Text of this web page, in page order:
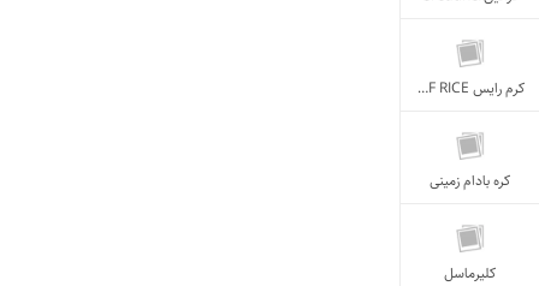
کرم رایس CREAM OF RICE
کره بادام زمینی
کلیرماسل